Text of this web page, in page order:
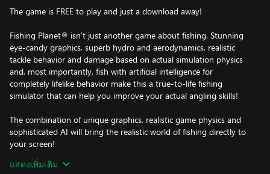
The game is FREE to play and just a download away!
Fishing Planet® isn’t just another game about fishing. Stunning
eye-candy graphics, superb hydro and aerodynamics, realistic
tackle behavior and damage based on actual simulation physics
and, most importantly, fish with artificial intelligence for
completely lifelike behavior make this a true-to-life fishing
simulator that can help you improve your actual angling skills!
The combination of unique graphics, realistic game physics and
sophisticated AI will bring the realistic world of fishing directly to
your screen!
What makes us different:
แสดงเพิ่มเติม